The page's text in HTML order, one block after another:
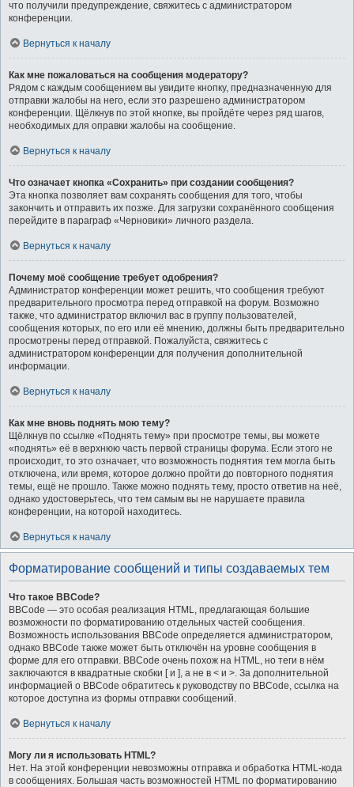
что получили предупреждение, свяжитесь с администратором
конференции.
Вернуться к началу
Как мне пожаловаться на сообщения модератору?
Рядом с каждым сообщением вы увидите кнопку, предназначенную для
отправки жалобы на него, если это разрешено администратором
конференции. Щёлкнув по этой кнопке, вы пройдёте через ряд шагов,
необходимых для оправки жалобы на сообщение.
Вернуться к началу
Что означает кнопка «Сохранить» при создании сообщения?
Эта кнопка позволяет вам сохранять сообщения для того, чтобы
закончить и отправить их позже. Для загрузки сохранённого сообщения
перейдите в параграф «Черновики» личного раздела.
Вернуться к началу
Почему моё сообщение требует одобрения?
Администратор конференции может решить, что сообщения требуют
предварительного просмотра перед отправкой на форум. Возможно
также, что администратор включил вас в группу пользователей,
сообщения которых, по его или её мнению, должны быть предварительно
просмотрены перед отправкой. Пожалуйста, свяжитесь с
администратором конференции для получения дополнительной
информации.
Вернуться к началу
Как мне вновь поднять мою тему?
Щёлкнув по ссылке «Поднять тему» при просмотре темы, вы можете
«поднять» её в верхнюю часть первой страницы форума. Если этого не
происходит, то это означает, что возможность поднятия тем могла быть
отключена, или время, которое должно пройти до повторного поднятия
темы, ещё не прошло. Также можно поднять тему, просто ответив на неё,
однако удостоверьтесь, что тем самым вы не нарушаете правила
конференции, на которой находитесь.
Вернуться к началу
Форматирование сообщений и типы создаваемых тем
Что такое BBCode?
BBCode — это особая реализация HTML, предлагающая большие
возможности по форматированию отдельных частей сообщения.
Возможность использования BBCode определяется администратором,
однако BBCode также может быть отключён на уровне сообщения в
форме для его отправки. BBCode очень похож на HTML, но теги в нём
заключаются в квадратные скобки [ и ], а не в < и >. За дополнительной
информацией о BBCode обратитесь к руководству по BBCode, ссылка на
которое доступна из формы отправки сообщений.
Вернуться к началу
Могу ли я использовать HTML?
Нет. На этой конференции невозможны отправка и обработка HTML-кода
в сообщениях. Большая часть возможностей HTML по форматированию